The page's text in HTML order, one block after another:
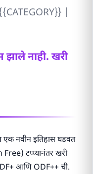
|
नाही. खरी
एक नवीन इतिहास घडवत
टप्प्यानंतर खरी
आणि ODF++ ची.